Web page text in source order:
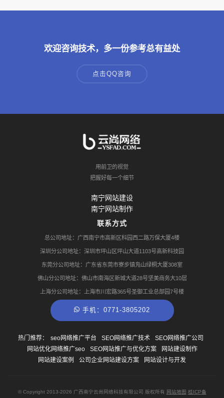
欢迎咨询技术，多一份参考总有益处
点击QQ咨询
用前卫的视觉
把握好每一个细节
南宁网站建设
南宁网站制作
联系方式
总公司地址：广西南宁市高新区科园西二路万保大厦4楼
深圳分公司地址：深圳市坪山区坪山大道1103号高新科技园
东莞分公司地址：广东省东莞市寮步镇凫山绿桐大厦308室
佛山分公司地址：佛山市南海区新城大道28号坚美商务大10层
上海分公司地址：上海市川宏路365号圣御工业总部园7号楼
手机：0771-3805202
热门推荐： seo网络推广平台 SEO网络推广技术
SEO网络推广公司
网站优化网络推广seo
SEO网站推广与优化方案
网站建设制作
网站建设案例
公司企业网站建设方案 网站设计与开发
© Copyright 2013-2026 广西南宁云尚网络科技有限公司 版权所有 网站地图 桂ICP备